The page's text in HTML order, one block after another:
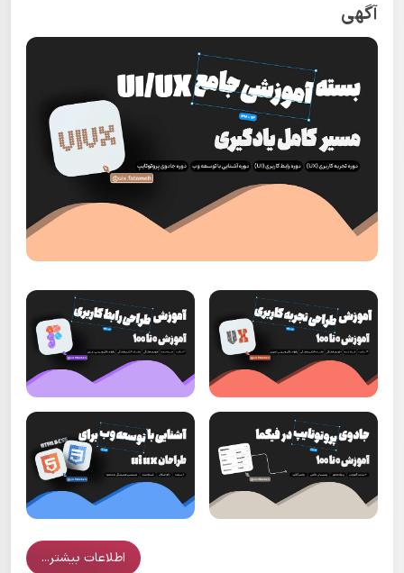
آگهی
اطلاعات بیشتر...